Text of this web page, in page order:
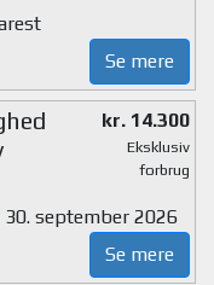
Se mere
kr. 14.300
Eksklusiv
forbrug
september 2026
Se mere